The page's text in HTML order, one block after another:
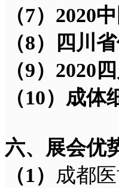
（7）2020
（8）四川
（9）2020
（10）成体
六、展会优
（1） 成都